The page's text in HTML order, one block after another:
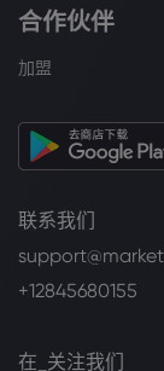
合作伙伴
加盟
联系我们
+12845680155
在_关注我们